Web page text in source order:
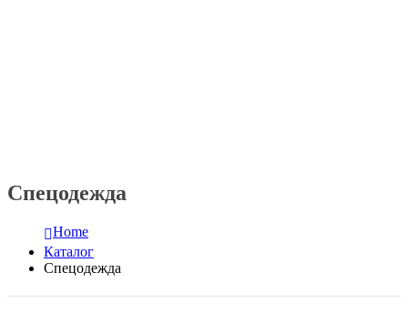
Спецодежда
Home
Каталог
Спецодежда